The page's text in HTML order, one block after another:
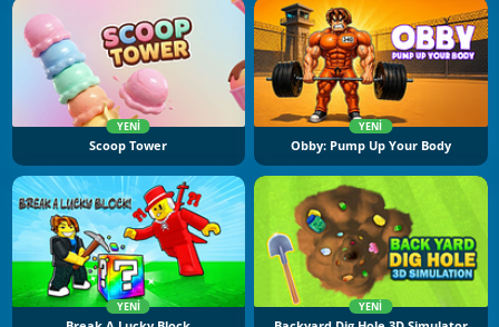
YENI
Scoop Tower
YENI
Obby: Pump Up Your Body
YENI YENI